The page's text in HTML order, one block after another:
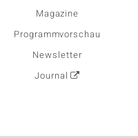
Magazine
Programmvorschau
Newsletter
Journal